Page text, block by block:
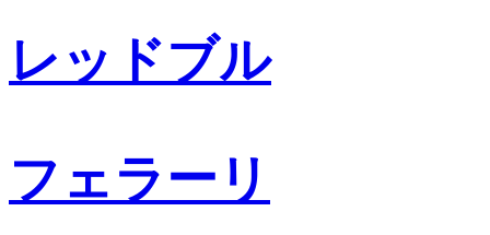
レッドブル
フェラーリ